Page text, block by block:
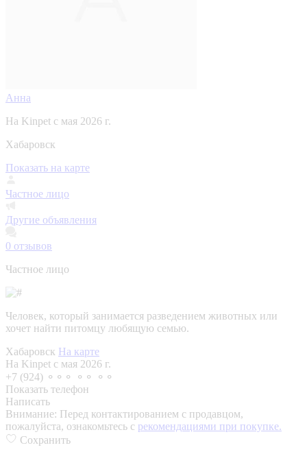
Анна
На Kinpet c мая 2026 г.
Хабаровск
Показать на карте
Частное лицо
Другие объявления
0 отзывов
Частное лицо
Человек, который занимается разведением животных или
хочет найти питомцу любящую семью.
Хабаровск На карте
На Kinpet c мая 2026 г.
+7 (924) ⚬⚬⚬ ⚬⚬ ⚬⚬
Показать телефон
Написать
Внимание: Перед контактированием с продавцом,
пожалуйста, ознакомьтесь с рекомендациями при покупке.
Сохранить